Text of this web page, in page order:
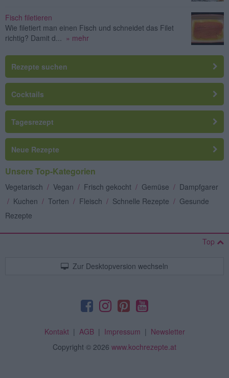
Fisch filetieren
Wie filetiert man einen Fisch und schneidet das Filet
richtig? Damit d... » mehr
Rezepte suchen
Cocktails
Tagesrezept
Neue Rezepte
Unsere Top-Kategorien
Vegetarisch / Vegan / Frisch gekocht / Gemüse / Dampfgarer
/ Kuchen / Torten / Fleisch / Schnelle Rezepte / Gesunde
Rezepte
Top
Zur Desktopversion wechseln
Kontakt| AGB| Impressum | Newsletter
Copyright © 2026 www.kochrezepte.at